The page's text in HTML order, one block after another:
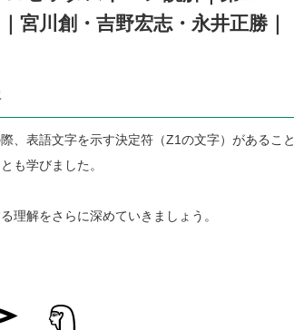
川創・吉野宏志・永井正勝｜
、表語文字を示す決定符（Z1の文字）があること
も学びました。
理解をさらに深めていきましょう。